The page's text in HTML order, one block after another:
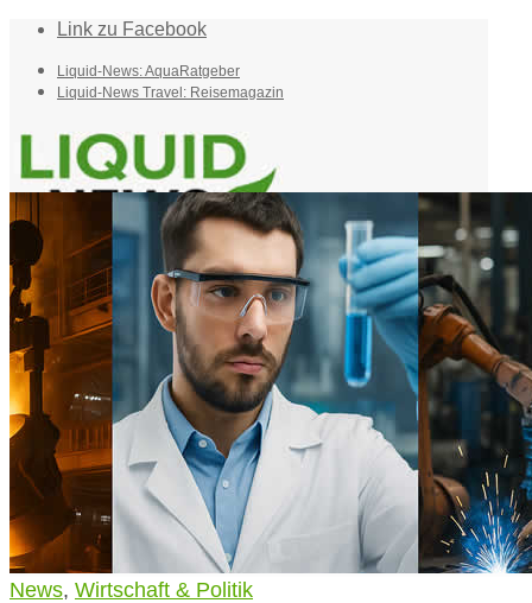
Link zu Facebook
Liquid-News: AquaRatgeber
Liquid-News Travel: Reisemagazin
Home
Suche
Menü Menü
News, Wirtschaft & Politik